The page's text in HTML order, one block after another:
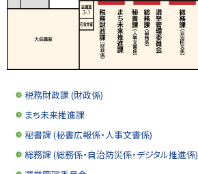
税務財政課 (財政係)
まち未来推進課
秘書課 (秘書広報係・人事文書係)
総務課 (総務係・自治防災係・デジタル推進係)